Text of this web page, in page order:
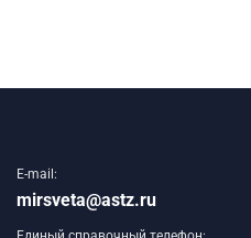
E-mail:
mirsveta@astz.ru